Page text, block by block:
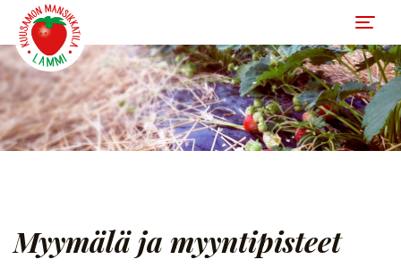
Myymälä ja myyntipisteet